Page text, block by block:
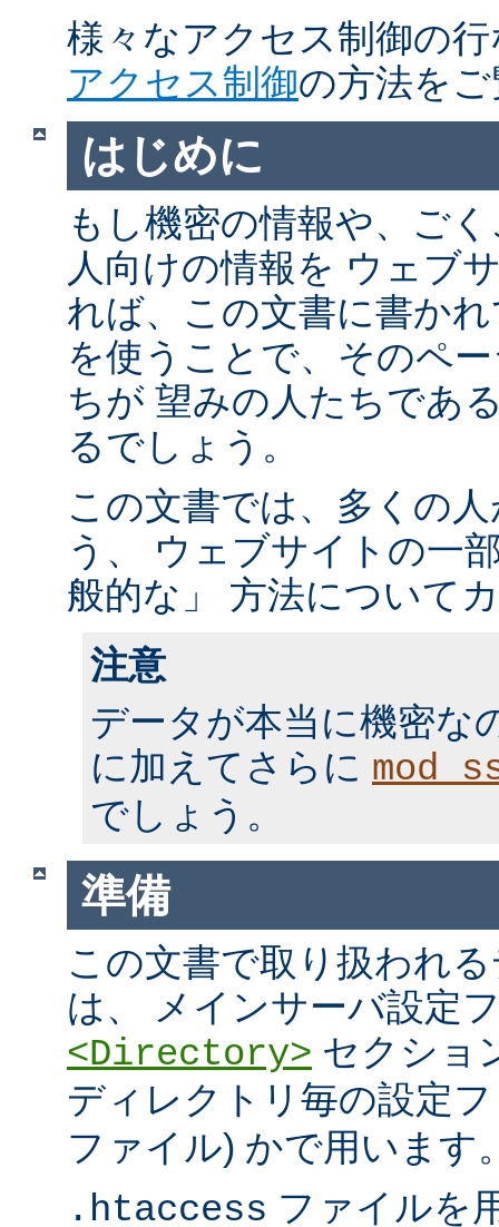
様々なアクセス制御の
アクセス制御の方法を
はじめに
もし機密の情報や、ご
人向けの情報を ウェブ
れば、この文書に書か
を使うことで、そのペ
ちが 望みの人たちであ
るでしょう。
この文書では、多くの
う、 ウェブサイトの一
般的な」 方法について
注意
データが本当に機密な
に加えてさらに
でしょう。
準備
この文書で取り扱われ
は、 メインサーバ設定
<Directory> セクショ
ディレクトリ毎の設定
ファイル) かで用います
.htaccess ファイルを